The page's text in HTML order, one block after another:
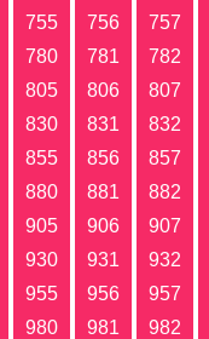
755 756 757
780 781 782
805 806 807
830 831 832
855 856 857
880 881 882
905 906 907
930 931 932
955 956 957
980 981 982